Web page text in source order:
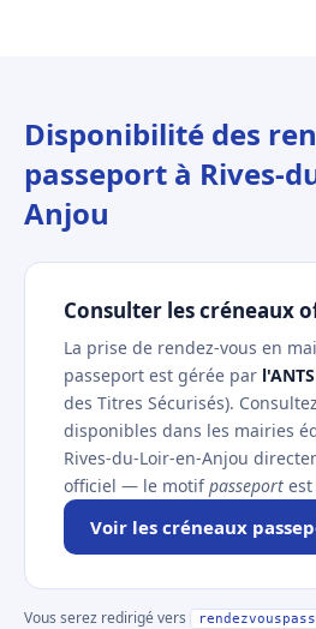
Disponibilité des
passeport à Rives-
Anjou
Consulter les créneaux
La prise de rendez-vous en
passeport est gérée par l'ANTS
des Titres Sécurisés).
disponibles dans les mairies
Rives-du-Loir-en-Anjou
officiel — le motifpasseport
Voir les créneaux
Vous serez redirigé vers